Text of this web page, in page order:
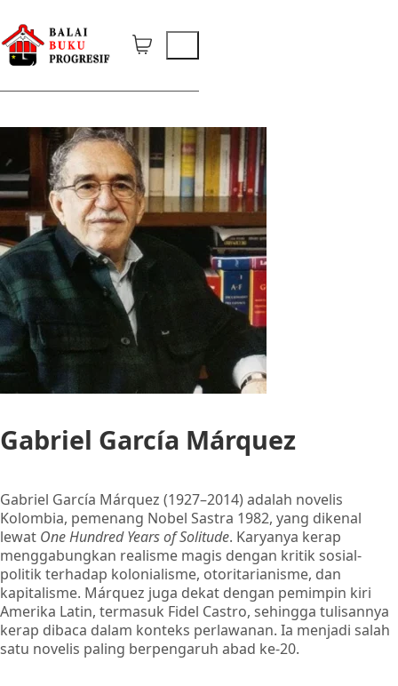
Gabriel García Márquez
Gabriel García Márquez (1927–2014) adalah novelis
Kolombia, pemenang Nobel Sastra 1982, yang dikenal
lewat One Hundred Years of Solitude. Karyanya kerap
menggabungkan realisme magis dengan kritik sosial-
politik terhadap kolonialisme, otoritarianisme, dan
kapitalisme. Márquez juga dekat dengan pemimpin kiri
Amerika Latin, termasuk Fidel Castro, sehingga tulisannya
kerap dibaca dalam konteks perlawanan. Ia menjadi salah
satu novelis paling berpengaruh abad ke-20.